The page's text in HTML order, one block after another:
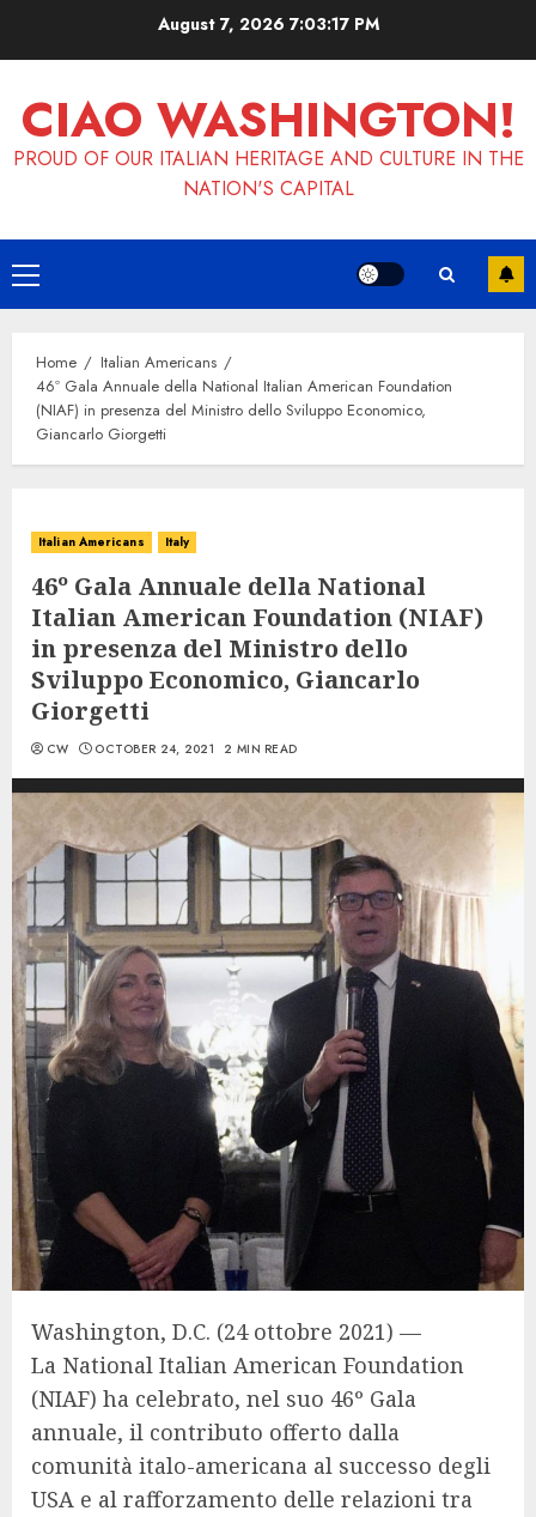
August 7, 2026 7:03:18 PM
CIAO WASHINGTON!
PROUD OF OUR ITALIAN HERITAGE AND CULTURE IN THE
NATION'S CAPITAL
Primary
Menu
Home
Italian Americans
46º Gala Annuale della National Italian American Foundation
(NIAF) in presenza del Ministro dello Sviluppo Economico,
Giancarlo Giorgetti
Italian Americans Italy
46º Gala Annuale della National
Italian American Foundation (NIAF)
in presenza del Ministro dello
Sviluppo Economico, Giancarlo
Giorgetti
CW OCTOBER 24, 2021 2 MIN READ
Washington, D.C. (24 ottobre 2021) —
La National Italian American Foundation
(NIAF) ha celebrato, nel suo 46º Gala
annuale, il contributo offerto dalla
comunità italo-americana al successo degli
USA e al rafforzamento delle relazioni tra